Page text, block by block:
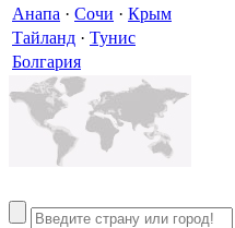
Анапа · Сочи · Крым
Тайланд · Тунис
Болгария